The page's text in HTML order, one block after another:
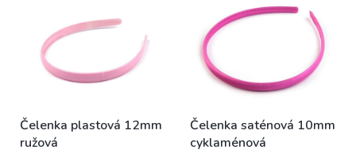
o
v
d
u
Čelenka plastová 12mm
ružová
Čelenka saténová 10mm
cyklaménová